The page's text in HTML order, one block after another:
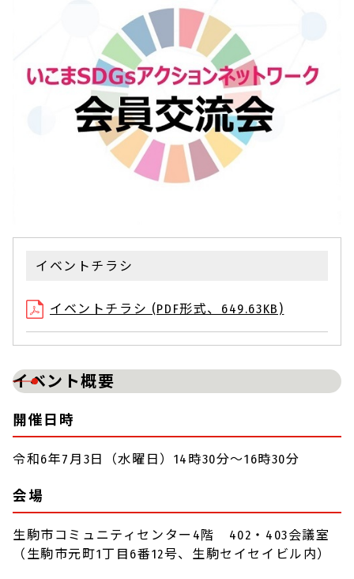
イベントチラシ
イベントチラシ (PDF形式、649.63KB)
イベント概要
開催日時
令和6年7月3日（水曜日）14時30分～16時30分
会場
生駒市コミュニティセンター4階 402・403会議室
（生駒市元町1丁目6番12号、生駒セイセイビル内）